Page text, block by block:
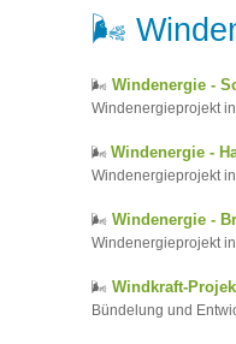
🌬️
🌬️ Windenergie -
Windenergieprojekt
🌬️ Windenergie -
Windenergieprojekt
🌬️ Windenergie -
Windenergieprojekt
🌬️ Windkraft-
Bündelung und